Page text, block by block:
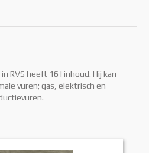
RVS heeft 16 l inhoud. Hij kan
vuren; gas, elektrisch en